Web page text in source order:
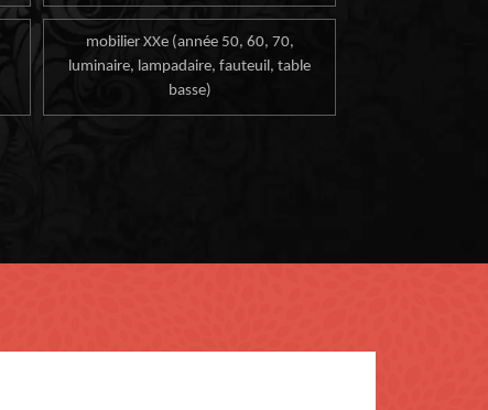
mobilier XXe (année 50, 60, 70,
luminaire, lampadaire, fauteuil, table
basse)